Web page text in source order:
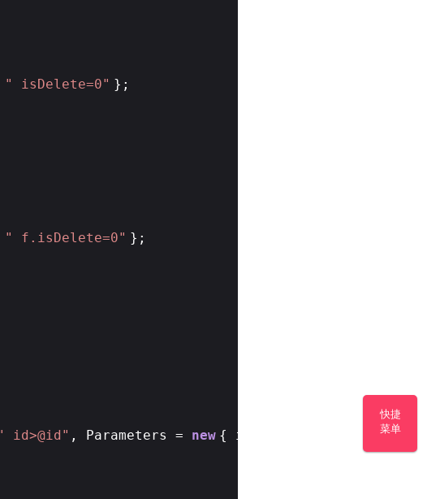
" isDelete=0" };
" f.isDelete=0" };
id>@id" , Parameters = new { id = 1 } };
快捷
菜单